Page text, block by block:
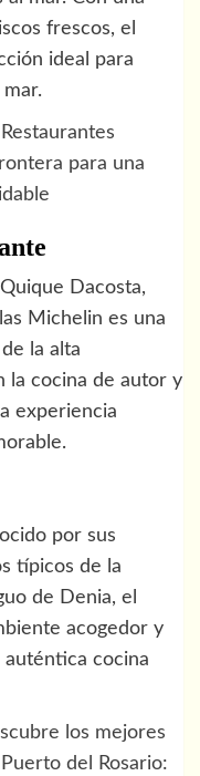
frescos, el
ideal para
para una
Dacosta,
Michelin es una
la alta
la cocina de autor y
experiencia
por sus
típicos de la
de Denia, el
acogedor y
cocina
los mejores
del Rosario: